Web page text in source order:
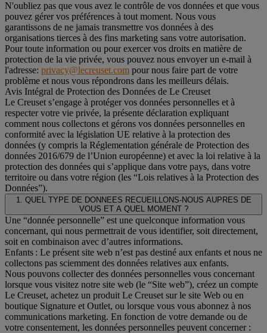
N'oubliez pas que vous avez le contrôle de vos données et que vous
pouvez gérer vos préférences à tout moment. Nous vous
garantissons de ne jamais transmettre vos données à des
organisations tierces à des fins marketing sans votre autorisation.
Pour toute information ou pour exercer vos droits en matière de
protection de la vie privée, vous pouvez nous envoyer un e-mail à
l'adresse: privacy@lecreuset.com pour nous faire part de votre
problème et nous vous répondrons dans les meilleurs délais.
Avis Intégral de Protection des Données de Le Creuset
Le Creuset s’engage à protéger vos données personnelles et à
respecter votre vie privée, la présente déclaration expliquant
comment nous collectons et gérons vos données personnelles en
conformité avec la législation UE relative à la protection des
données (y compris la Réglementation générale de Protection des
données 2016/679 de l’Union européenne) et avec la loi relative à la
protection des données qui s’applique dans votre pays, dans votre
territoire ou dans votre région (les “Lois relatives à la Protection des
Données”).
1. QUEL TYPE DE DONNEES RECUEILLONS-NOUS AUPRES DE
VOUS ET A QUEL MOMENT ?
Une “donnée personnelle” est une quelconque information vous
concernant, qui nous permettrait de vous identifier, soit directement,
soit en combinaison avec d’autres informations.
Enfants : Le présent site web n’est pas destiné aux enfants et nous ne
collectons pas sciemment des données relatives aux enfants.
Nous pouvons collecter des données personnelles vous concernant
lorsque vous visitez notre site web (le “Site web”), créez un compte
Le Creuset, achetez un produit Le Creuset sur le site Web ou en
boutique Signature et Outlet, ou lorsque vous vous abonnez à nos
communications marketing. En fonction de votre demande ou de
votre consentement, les données personnelles peuvent concerner :